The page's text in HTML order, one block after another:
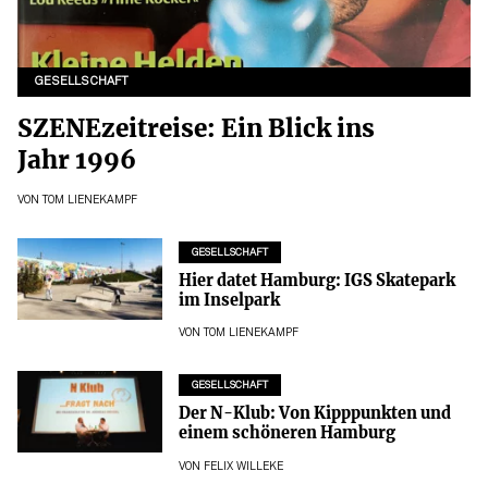
GESELLSCHAFT
SZENEzeitreise: Ein Blick ins
Jahr 1996
VON TOM LIENEKAMPF
GESELLSCHAFT
Hier datet Hamburg: IGS Skatepark
im Inselpark
VON TOM LIENEKAMPF
GESELLSCHAFT
Der N-Klub: Von Kipppunkten und
einem schöneren Hamburg
VON FELIX WILLEKE